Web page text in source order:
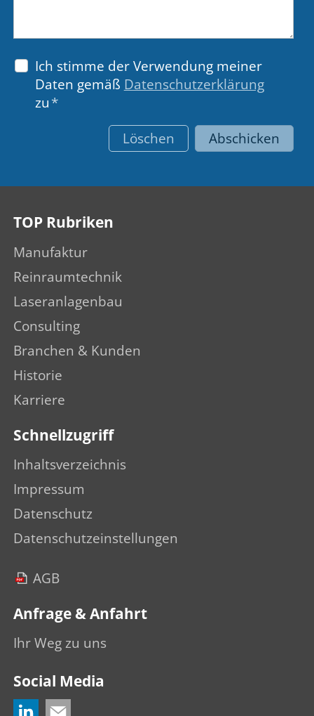
Ich stimme der Verwendung meiner
Daten gemäß Datenschutzerklärung
zu*
Löschen
Abschicken
TOP Rubriken
Manufaktur
Reinraumtechnik
Laseranlagenbau
Consulting
Branchen & Kunden
Historie
Karriere
Schnellzugriff
Inhaltsverzeichnis
Impressum
Datenschutz
Datenschutzeinstellungen
AGB
Anfrage & Anfahrt
Ihr Weg zu uns
Social Media